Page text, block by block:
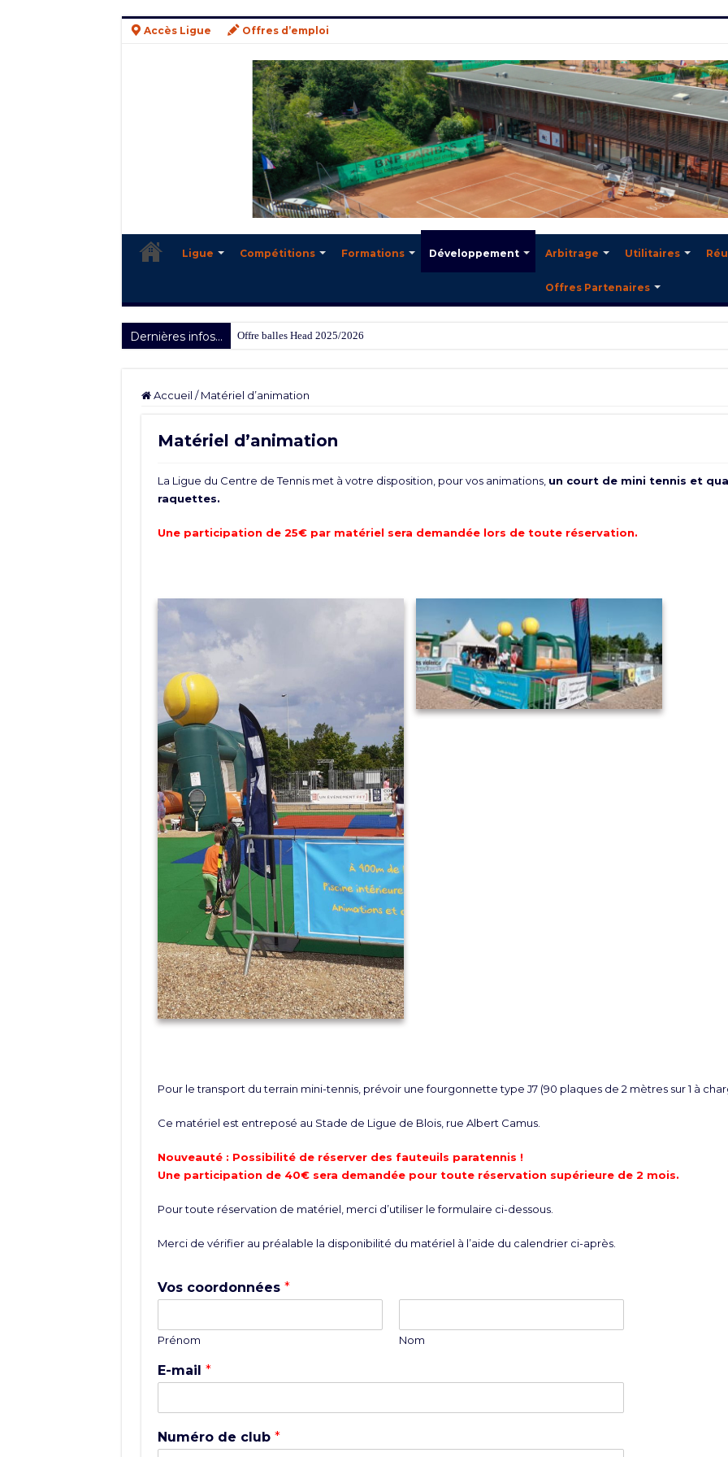
Accès Ligue Offres d’emploi
Ligue Compétitions Formations Développement Arbitrage Utilitaires
Offres Partenaires
Dernières infos... Offre balles Head 2025/2026
Accueil / Matériel d’animation
Matériel d’animation
La Ligue du Centre de Tennis met à votre disposition, pour vos animations, un court de mini tennis et
raquettes.
Une participation de 25€ par matériel sera demandée lors de toute réservation.
Pour le transport du terrain mini-tennis, prévoir une fourgonnette type J7 (90 plaques de 2 mètres sur 1 à
Ce matériel est entreposé au Stade de Ligue de Blois, rue Albert Camus.
Nouveauté : Possibilité de réserver des fauteuils paratennis !
Une participation de 40€ sera demandée pour toute réservation supérieure de 2 mois.
Pour toute réservation de matériel, merci d’utiliser le formulaire ci-dessous.
Merci de vérifier au préalable la disponibilité du matériel à l’aide du calendrier ci-après.
Vos coordonnées *
Prénom Nom
E-mail *
Numéro de club *